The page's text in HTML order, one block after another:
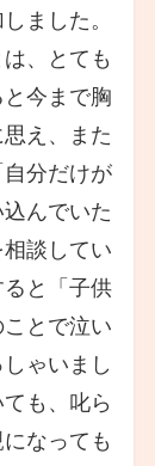
ました。
、とても
今まで胸
え、また
分だけが
んでいた
談してい
と「子供
とで泣い
ゃいまし
も、叱ら
なっても